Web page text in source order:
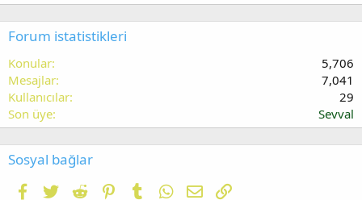
Forum istatistikleri
Konular
5,706
Mesajlar
7,041
Kullanıcılar
29
Son üye
Sevval
Sosyal bağlar
Facebook
TwitterReddit PinterestTumblrWhatsApp
E-postaLink